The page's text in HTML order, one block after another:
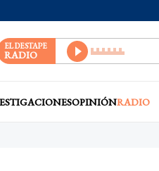
EL DESTAPE
RADIO
OPINIÓNRADIO